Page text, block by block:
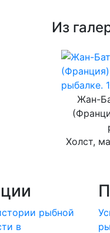
Из
Жан-
Холст,
рыбной
в